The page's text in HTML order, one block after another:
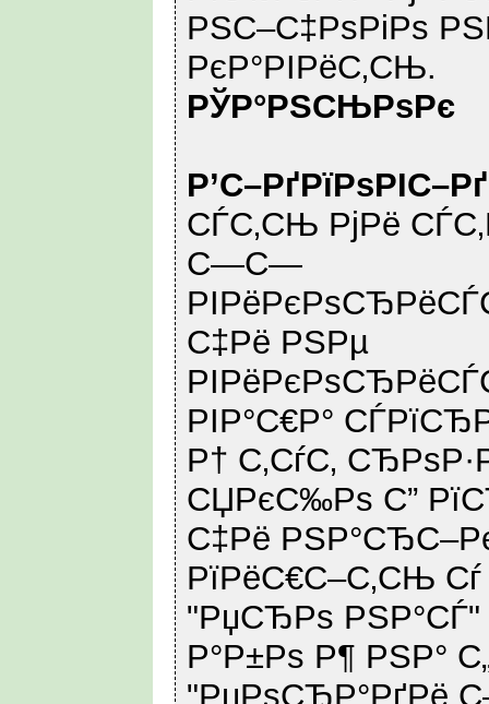
РЅС–С‡РѕРіРѕ
РєР°РІРёС‚СЊ.
РЎР°РЅСЊРѕРє
СЃС‚СЊ РјРё
С—С—
С‡Рё РЅРµ
РІР°С€Р°
Р† С‚СѓС‚
СЏРєС‰Рѕ С”
С‡Рё
РїРёС€С–С‚СЊ
"РџСЂРѕ
Р°Р±Рѕ Р¶ РЅР°
"РџРѕСЂР°РґРё